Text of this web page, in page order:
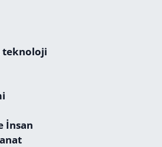
teknoloji
İnsan